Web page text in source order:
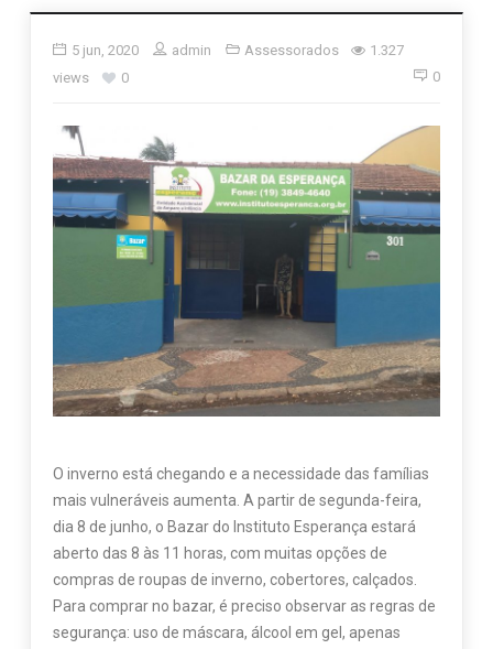
5 jun, 2020 admin Assessorados
1.327
views
0 0
O inverno está chegando e a necessidade das famílias
mais vulneráveis aumenta. A partir de segunda-feira,
dia 8 de junho, o Bazar do Instituto Esperança estará
aberto das 8 às 11 horas, com muitas opções de
compras de roupas de inverno, cobertores, calçados.
Para comprar no bazar, é preciso observar as regras de
segurança: uso de máscara, álcool em gel, apenas